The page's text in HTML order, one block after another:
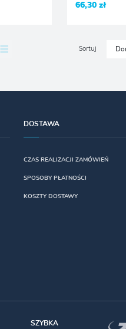
66,30 zł
Sortuj
DOSTAWA
CZAS REALIZACJI ZAMÓWIEŃ
SPOSOBY PŁATNOŚCI
KOSZTY DOSTAWY
SZYBKA